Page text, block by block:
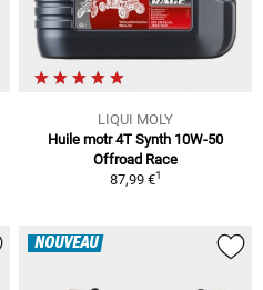
LIQUI MOLY
Huile motr 4T Synth 10W-50
Offroad Race
87,99 €1
NOUVEAU